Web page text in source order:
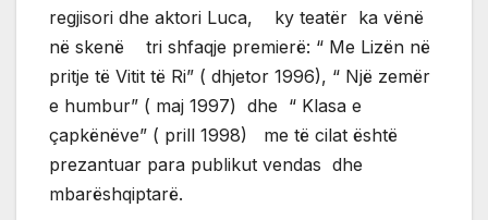
regjisori dhe aktori Luca, ky teatër ka vënë
në skenë tri shfaqje premierë: “ Me Lizën në
pritje të Vitit të Ri” ( dhjetor 1996), “ Një zemër
e humbur” ( maj 1997) dhe “ Klasa e
çapkënëve” ( prill 1998) me të cilat është
prezantuar para publikut vendas dhe
mbarëshqiptarë.